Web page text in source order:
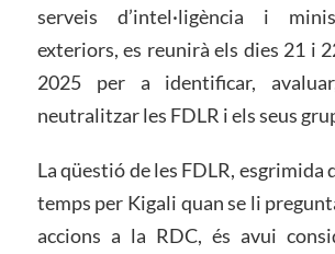
serveis d’intel·ligència i
exteriors, es reunirà els dies 21 i
2025 per a identificar,
neutralitzar les FDLR i els seus
La qüestió de les FDLR,
temps per Kigali quan se li
accions a la RDC, és avui